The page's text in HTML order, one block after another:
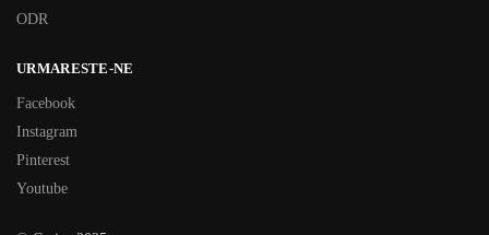
ODR
URMARESTE-NE
Facebook
Instagram
Pinterest
Youtube